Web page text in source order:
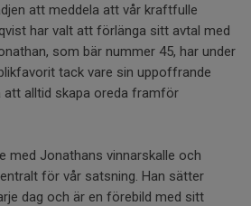
att meddela att vår kraftfulle
har valt att förlänga sitt avtal med
som bär nummer 45, har under
tack vare sin uppoffrande
alltid skapa oreda framför
med Jonathans vinnarskalle och
för vår satsning. Han sätter
dag och är en förebild med sitt